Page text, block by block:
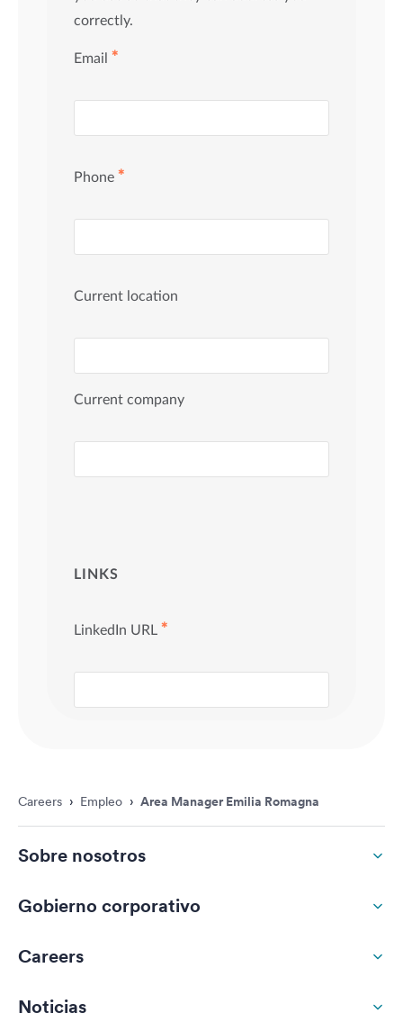
Careers › Empleo › Area Manager Emilia Romagna
Sobre nosotros
Gobierno corporativo
Careers
Noticias